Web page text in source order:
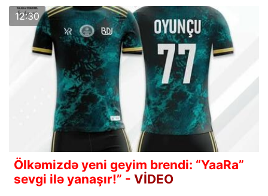
12:30
Ölkəmizdə yeni geyim brendi: “YaaRa”
sevgi ilə yanaşır!” - VİDEO